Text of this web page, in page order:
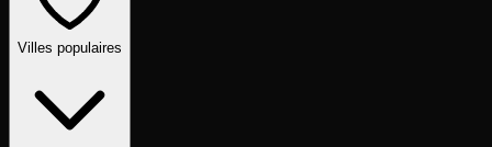
Villes populaires